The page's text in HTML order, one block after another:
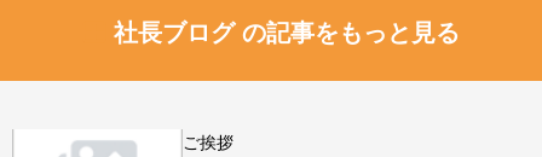
社長ブログ の記事をもっと見る
ご挨拶